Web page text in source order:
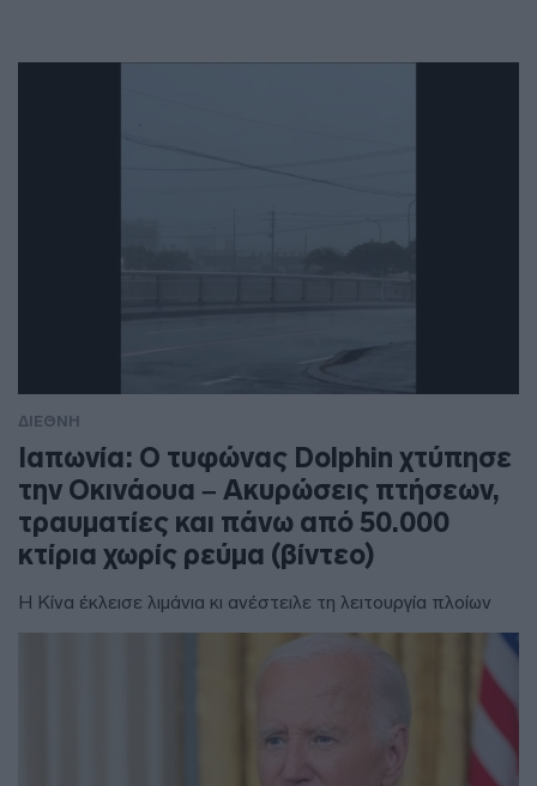
ΔΙΕΘΝΗ
Ιαπωνία: Ο τυφώνας Dolphin χτύπησε
την Οκινάουα – Ακυρώσεις πτήσεων,
τραυματίες και πάνω από 50.000
κτίρια χωρίς ρεύμα (βίντεο)
Η Κίνα έκλεισε λιμάνια κι ανέστειλε τη λειτουργία πλοίων